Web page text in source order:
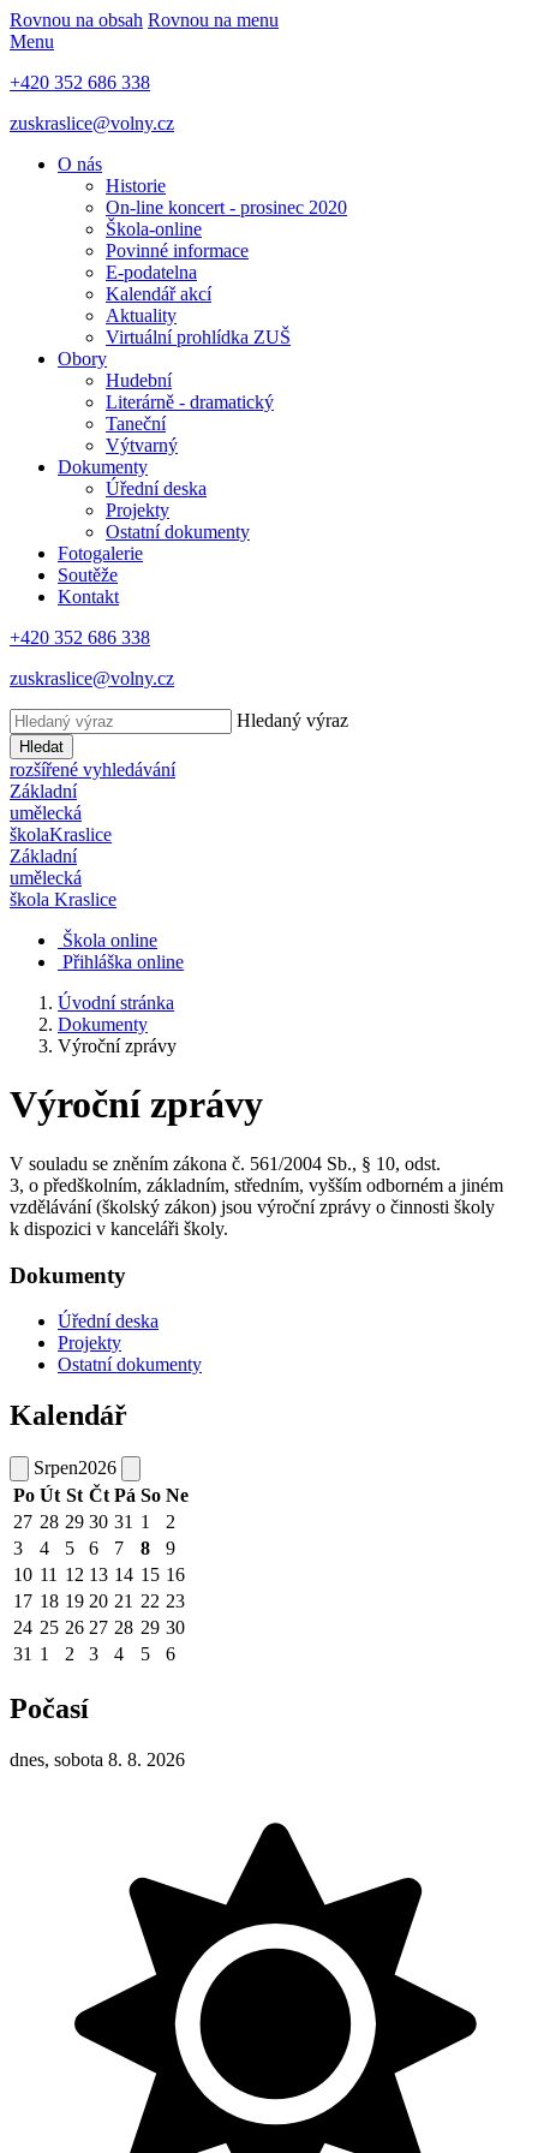
Rovnou na obsah Rovnou na menu
Menu
+420 352 686 338
zuskraslice@volny.cz
O nás
Historie
On-line koncert - prosinec 2020
Škola-online
Povinné informace
E-podatelna
Kalendář akcí
Aktuality
Virtuální prohlídka ZUŠ
Obory
Hudební
Literárně - dramatický
Taneční
Výtvarný
Dokumenty
Úřední deska
Projekty
Ostatní dokumenty
Fotogalerie
Soutěže
Kontakt
+420 352 686 338
zuskraslice@volny.cz
Hledaný výraz
Hledat
rozšířené vyhledávání
Základní
umělecká
školaKraslice
Základní
umělecká
škola Kraslice
Škola online
Přihláška online
Úvodní stránka
Dokumenty
Výroční zprávy
Výroční zprávy
V souladu se zněním zákona č. 561/2004 Sb., § 10, odst.
3, o předškolním, základním, středním, vyšším odborném a jiném
vzdělávání (školský zákon) jsou výroční zprávy o činnosti školy
k dispozici v kanceláři školy.
Dokumenty
Úřední deska
Projekty
Ostatní dokumenty
Kalendář
Srpen2026
Po Út St Čt Pá So Ne
27 28 29 30 31 1
2
3
4 5 6 7 8
9
10 11 12 13 14 15 16
17 18 19 20 21 22 23
24 25 26 27 28 29 30
31 1 2 3 4 5 6
Počasí
dnes, sobota 8. 8. 2026